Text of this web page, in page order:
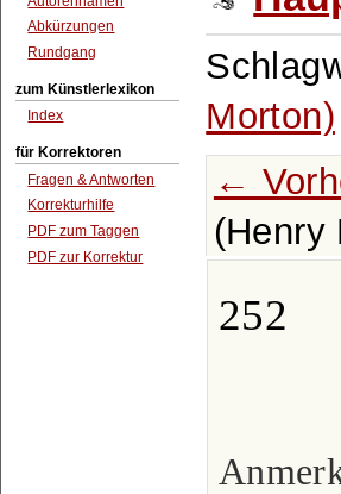
Abkürzungen
Rundgang
zum Künstlerlexikon
Index
für Korrektoren
Fragen & Antworten
Korrekturhilfe
PDF zum Taggen
PDF zur Korrektur
Morton)
←
(Henry
252